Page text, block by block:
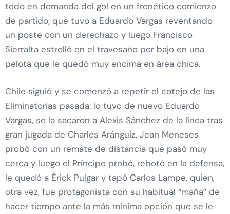
todo en demanda del gol en un frenético comienzo
de partido, que tuvo a Eduardo Vargas reventando
un poste con un derechazo y luego Francisco
Sierralta estrelló en el travesaño por bajo en una
pelota que le quedó muy encima en área chica.
Chile siguió y se comenzó a repetir el cotejo de las
Eliminatorias pasada: lo tuvo de nuevo Eduardo
Vargas, se la sacaron a Alexis Sánchez de la línea tras
gran jugada de Charles Aránguiz, Jean Meneses
probó con un remate de distancia que pasó muy
cerca y luego el Príncipe probó, rebotó en la defensa,
le quedó a Érick Pulgar y tapó Carlos Lampe, quien,
otra vez, fue protagonista con su habitual “maña” de
hacer tiempo ante la más mínima opción que se le